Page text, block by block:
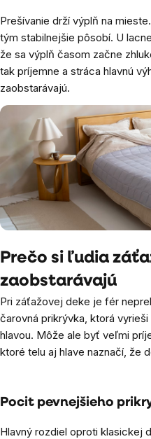
Prešívanie drží výplň na
tým stabilnejšie pôsobí. U
že sa výplň časom začne
tak príjemne a stráca hlavnú
zaobstarávajú.
Prečo si ľudia
zaobstarávajú
Pri záťažovej deke je fér
čarovná prikrývka, ktorá
hlavou. Môže ale byť veľmi
ktoré telu aj hlave naznačí, že
Pocit pevnejšieho
Hlavný rozdiel oproti klasickej